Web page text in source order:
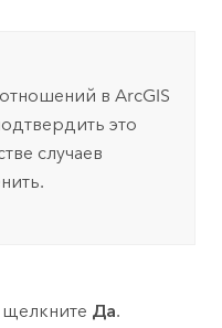
в ArcGIS
это
случаев
Да.